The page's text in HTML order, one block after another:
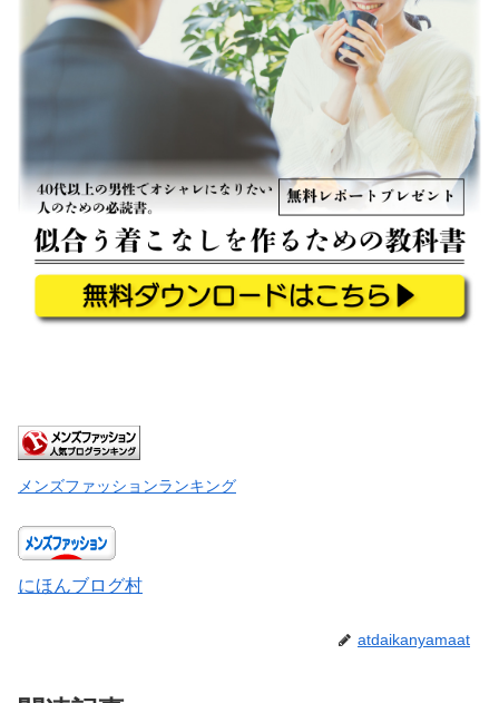
メンズファッションランキング
にほんブログ村
atdaikanyamaat